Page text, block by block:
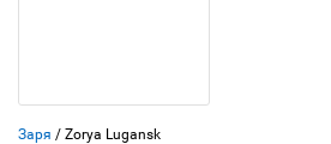
Заря / Zorya Lugansk